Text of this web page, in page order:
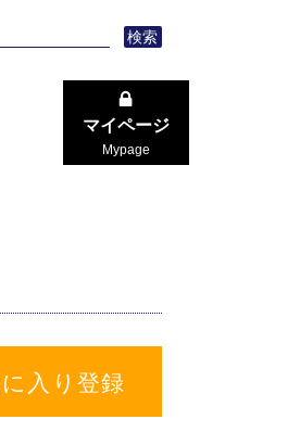
検索
マイページ
Mypage
入り登録